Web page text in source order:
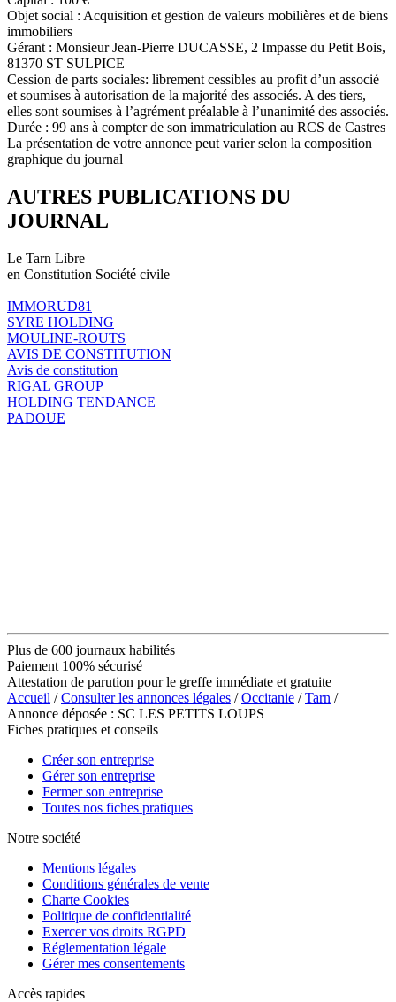
Objet social : Acquisition et gestion de valeurs mobilières et de biens
immobiliers
Gérant : Monsieur Jean-Pierre DUCASSE, 2 Impasse du Petit Bois,
81370 ST SULPICE
Cession de parts sociales: librement cessibles au profit d’un associé
et soumises à autorisation de la majorité des associés. A des tiers,
elles sont soumises à l’agrément préalable à l’unanimité des associés.
Durée : 99 ans à compter de son immatriculation au RCS de Castres
La présentation de votre annonce peut varier selon la composition
graphique du journal
AUTRES PUBLICATIONS DU
JOURNAL
Le Tarn Libre
en Constitution Société civile
IMMORUD81
SYRE HOLDING
MOULINE-ROUTS
AVIS DE CONSTITUTION
Avis de constitution
RIGAL GROUP
HOLDING TENDANCE
PADOUE
Plus de 600 journaux habilités
Paiement 100% sécurisé
Attestation de parution pour le greffe immédiate et gratuite
Accueil /Consulter les annonces légales /Occitanie /Tarn /
Annonce déposée : SC LES PETITS LOUPS
Fiches pratiques et conseils
Créer son entreprise
Gérer son entreprise
Fermer son entreprise
Toutes nos fiches pratiques
Notre société
Mentions légales
Conditions générales de vente
Charte Cookies
Politique de confidentialité
Exercer vos droits RGPD
Réglementation légale
Gérer mes consentements
Accès rapides